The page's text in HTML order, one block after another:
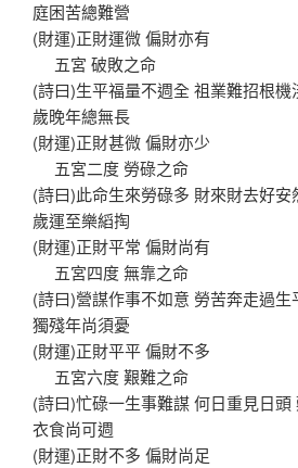
庭困苦總難營
(財運)正財運微 偏財亦有
五宮 破敗之命
(詩曰)生平福量不週全 祖業難招根
歲晚年總無長
(財運)正財甚微 偏財亦少
五宮二度 勞碌之命
(詩曰)此命生來勞碌多 財來財去好
歲運至樂縚掏
(財運)正財平常 偏財尚有
五宮四度 無靠之命
(詩曰)營謀作事不如意 勞苦奔走過
獨殘年尚須憂
(財運)正財平平 偏財不多
五宮六度 艱難之命
(詩曰)忙碌一生事難謀 何日重見日
衣食尚可週
(財運)正財不多 偏財尚足